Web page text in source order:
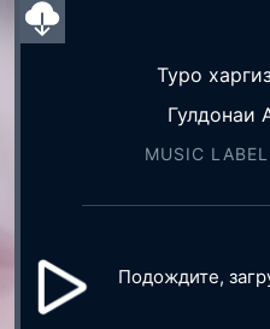
Туро
Гулдонаи
MUSIC
Подождите,